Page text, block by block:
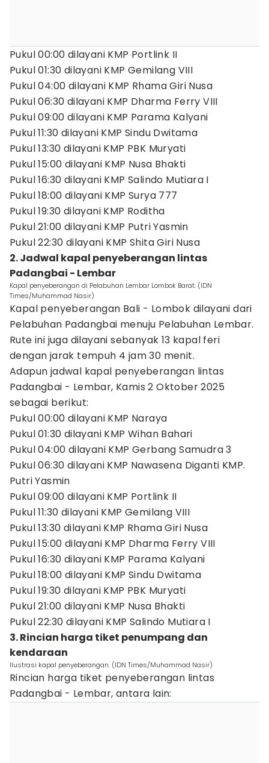
Pukul 00:00 dilayani KMP Portlink II
Pukul 01:30 dilayani KMP Gemilang VIII
Pukul 04:00 dilayani KMP Rhama Giri Nusa
Pukul 06:30 dilayani KMP Dharma Ferry VIII
Pukul 09:00 dilayani KMP Parama Kalyani
Pukul 11:30 dilayani KMP Sindu Dwitama
Pukul 13:30 dilayani KMP PBK Muryati
Pukul 15:00 dilayani KMP Nusa Bhakti
Pukul 16:30 dilayani KMP Salindo Mutiara I
Pukul 18:00 dilayani KMP Surya 777
Pukul 19:30 dilayani KMP Roditha
Pukul 21:00 dilayani KMP Putri Yasmin
Pukul 22:30 dilayani KMP Shita Giri Nusa
2. Jadwal kapal penyeberangan lintas
Padangbai - Lembar
Kapal penyeberangan di Pelabuhan Lembar Lombok Barat. (IDN
Times/Muhammad Nasir)
Kapal penyeberangan Bali - Lombok dilayani dari
Pelabuhan Padangbai menuju Pelabuhan Lembar.
Rute ini juga dilayani sebanyak 13 kapal feri
dengan jarak tempuh 4 jam 30 menit.
Adapun jadwal kapal penyeberangan lintas
Padangbai - Lembar, Kamis 2 Oktober 2025
sebagai berikut:
Pukul 00:00 dilayani KMP Naraya
Pukul 01:30 dilayani KMP Wihan Bahari
Pukul 04:00 dilayani KMP Gerbang Samudra 3
Pukul 06:30 dilayani KMP Nawasena Diganti KMP.
Putri Yasmin
Pukul 09:00 dilayani KMP Portlink II
Pukul 11:30 dilayani KMP Gemilang VIII
Pukul 13:30 dilayani KMP Rhama Giri Nusa
Pukul 15:00 dilayani KMP Dharma Ferry VIII
Pukul 16:30 dilayani KMP Parama Kalyani
Pukul 18:00 dilayani KMP Sindu Dwitama
Pukul 19:30 dilayani KMP PBK Muryati
Pukul 21:00 dilayani KMP Nusa Bhakti
Pukul 22:30 dilayani KMP Salindo Mutiara I
3. Rincian harga tiket penumpang dan
kendaraan
Ilustrasi kapal penyeberangan. (IDN Times/Muhammad Nasir)
Rincian harga tiket penyeberangan lintas
Padangbai - Lembar, antara lain: